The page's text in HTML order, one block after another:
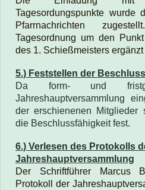
Tagesordungspunkte wurde
Pfarrnachrichten
Tagesordnung um den
des 1. Schießmeisters ergänzt
5.) Feststellen der
Da form- und
Jahreshauptversammlung
der erschienenen Mitglieder
die Beschlussfähigkeit fest.
6.) Verlesen des Protokolls
Jahreshauptversammlung
Der Schriftführer Marcus
Protokoll der